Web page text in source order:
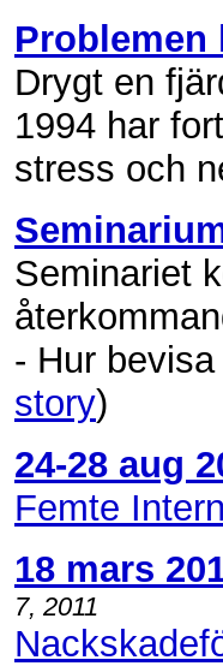
Problemen
Drygt en
1994 har
stress och
Seminariet
- Hur
story)
24-28 aug
Femte
18 mars
7, 2011